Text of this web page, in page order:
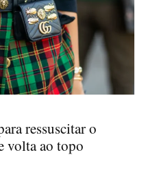
ressuscitar o
volta ao topo